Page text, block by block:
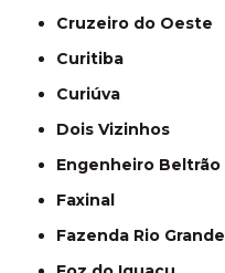
Cruzeiro do Oeste
Curitiba
Curiúva
Dois Vizinhos
Engenheiro Beltrão
Faxinal
Fazenda Rio Grande